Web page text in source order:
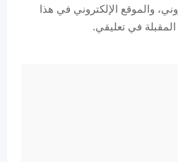
والموقع الإلكتروني في هذا
في تعليقي.